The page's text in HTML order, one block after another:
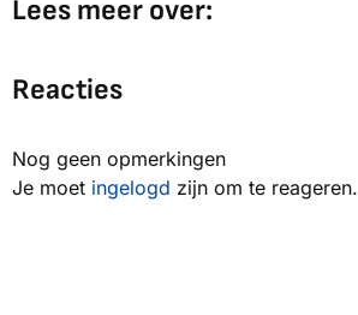
Lees meer over:
Reacties
Nog geen opmerkingen
Je moet ingelogd zijn om te reageren.